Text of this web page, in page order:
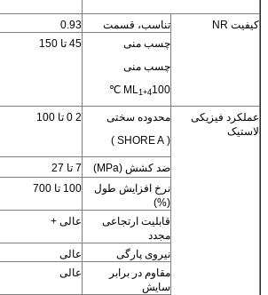
کیفیت NR تناسب، قسمت 0.93
چسب منی
چسب منی
ML1+4100 ℃
45 تا 150
عملکرد فیزیکی
لاستیک
محدوده سختی
( SHORE A )
2 0 تا 100
ضد کشش (MPa) 7 تا 27
نرخ افزایش طول
(%)
100 تا 700
قابلیت ارتجاعی
مجدد
عالی +
نیروی پارگی عالی
مقاوم در برابر
سایش
عالی